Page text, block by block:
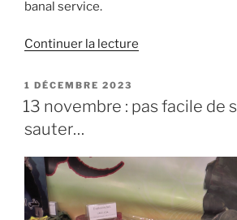
banal service.
Continuer la lecture
et
chauffeurs
Salah
PUBLIÉ
LE
1 DÉCEMBRE 2023
13 novembre : pas facile de
sauter…